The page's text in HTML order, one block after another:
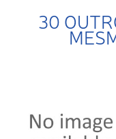
30